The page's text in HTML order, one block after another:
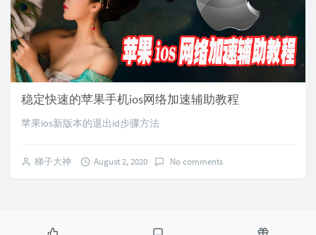
稳定快速的苹果手机ios网络加速辅助教程
苹果ios新版本的退出id步骤方法
梯子大神 August 2, 2020 No comments